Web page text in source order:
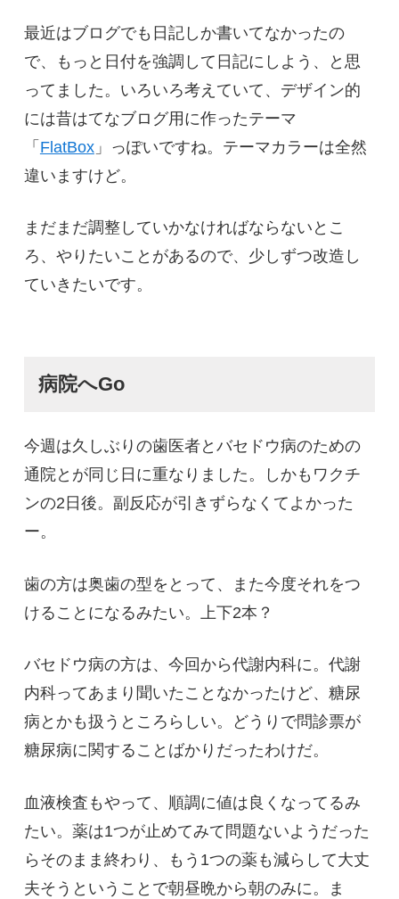
最近はブログでも日記しか書いてなかったの
で、もっと日付を強調して日記にしよう、と思
ってました。いろいろ考えていて、デザイン的
には昔はてなブログ用に作ったテーマ
「 FlatBox」っぽいですね。テーマカラーは全然
違いますけど。
まだまだ調整していかなければならないとこ
ろ、やりたいことがあるので、少しずつ改造し
ていきたいです。
病院へGo
今週は久しぶりの歯医者とバセドウ病のための
通院とが同じ日に重なりました。しかもワクチ
ンの2日後。副反応が引きずらなくてよかった
ー。
歯の方は奥歯の型をとって、また今度それをつ
けることになるみたい。上下2本？
バセドウ病の方は、今回から代謝内科に。代謝
内科ってあまり聞いたことなかったけど、糖尿
病とかも扱うところらしい。どうりで問診票が
糖尿病に関することばかりだったわけだ。
血液検査もやって、順調に値は良くなってるみ
たい。薬は1つが止めてみて問題ないようだった
らそのまま終わり、もう1つの薬も減らして大丈
夫そうということで朝昼晩から朝のみに。ま